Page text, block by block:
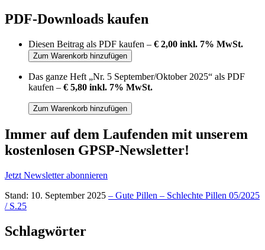
PDF-Downloads kaufen
Diesen Beitrag als PDF kaufen – € 2,00 inkl. 7% MwSt.
Das ganze Heft „Nr. 5 September/Oktober 2025“ als PDF
kaufen – € 5,80 inkl. 7% MwSt.
Immer auf dem Laufenden mit unserem
kostenlosen GPSP-Newsletter!
Jetzt Newsletter abonnieren
Stand: 10. September 2025 – Gute Pillen – Schlechte Pillen 05/2025
/ S.25
Schlagwörter